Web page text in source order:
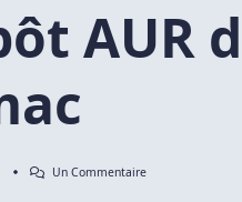
AUR
Un CommentaireSur